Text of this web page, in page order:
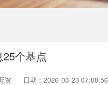
个基点
资 日期：2026-03-23 07:08:56